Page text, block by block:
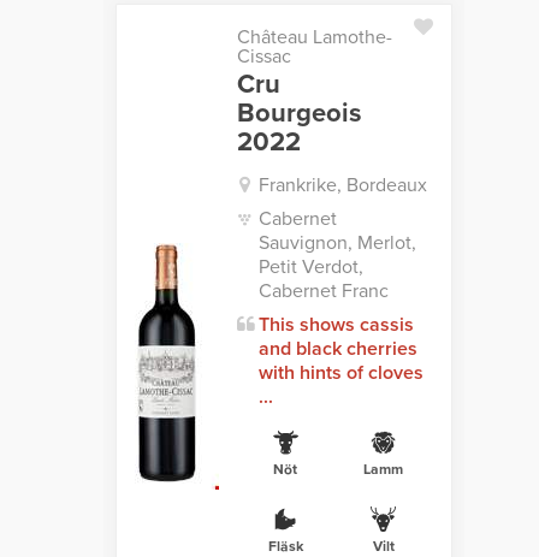
Château Lamothe-
Cissac
Cru
Bourgeois
2022
Frankrike, Bordeaux
Cabernet
Sauvignon, Merlot,
Petit Verdot,
Cabernet Franc
This shows cassis
and black cherries
with hints of cloves
...
Nöt Lamm
Fläsk Vilt